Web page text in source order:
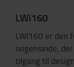
LWi160
LWI160 er den
nogensinde,
tilgang til design.